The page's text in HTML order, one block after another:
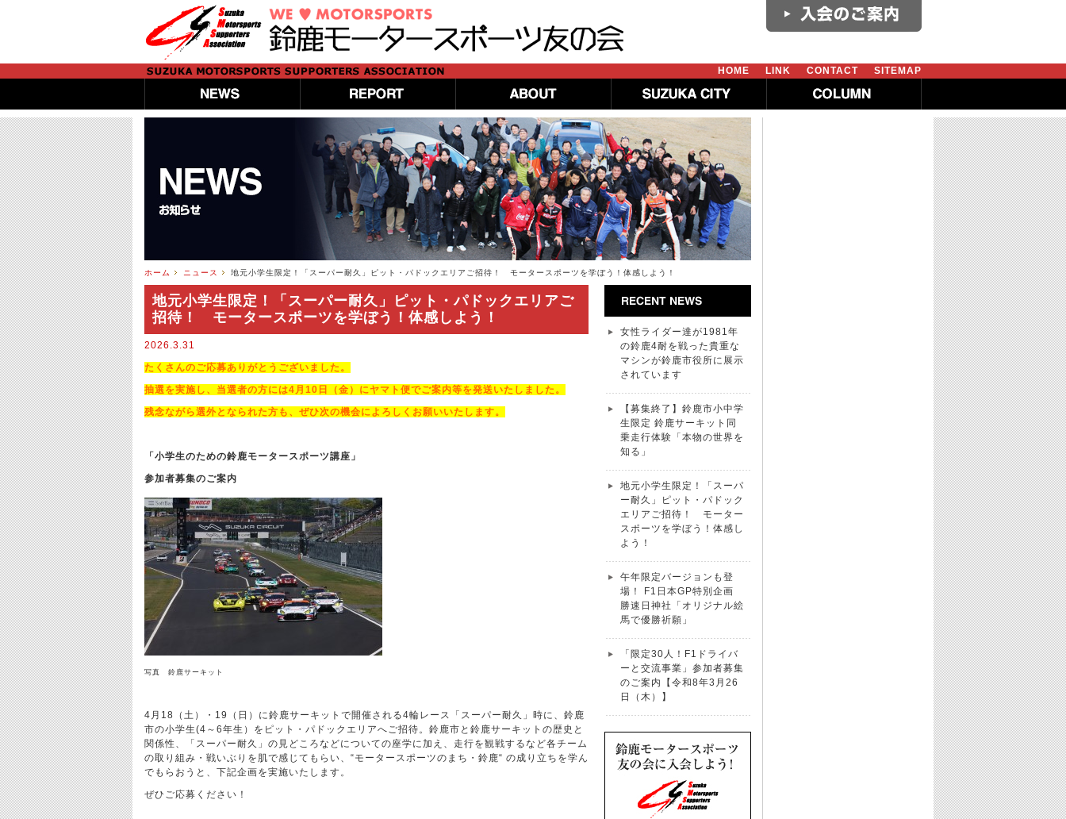
SITEMAP
CONTACT
LINK
HOME
ホーム ニュース 地元小学生限定！「スーパー耐久」ピット・パドックエリアご招待！ モータースポーツを学ぼう！体感しよう！
地元小学生限定！「スーパー耐久」ピット・パドックエリアご
招待！ モータースポーツを学ぼう！体感しよう！
2026.3.31
たくさんのご応募ありがとうございました。
抽選を実施し、当選者の方には4月10日（金）にヤマト便でご案内等を発送いたしました。
残念ながら選外となられた方も、ぜひ次の機会によろしくお願いいたします。
「小学生のための鈴鹿モータースポーツ講座」
参加者募集のご案内
写真 鈴鹿サーキット
4月18（土）・19（日）に鈴鹿サーキットで開催される4輪レース「スーパー耐久」時に、鈴鹿
市の小学生(4～6年生）をピット・パドックエリアへご招待。鈴鹿市と鈴鹿サーキットの歴史と
関係性、「スーパー耐久」の見どころなどについての座学に加え、走行を観戦するなど各チーム
の取り組み・戦いぶりを肌で感じてもらい、“モータースポーツのまち・鈴鹿“ の成り立ちを学ん
でもらおうと、下記企画を実施いたします。
ぜひご応募ください！
女性ライダー達が1981年
の鈴鹿4耐を戦った貴重な
マシンが鈴鹿市役所に展示
されています
【募集終了】鈴鹿市小中学
生限定 鈴鹿サーキット同
乗走行体験「本物の世界を
知る」
地元小学生限定！「スーパ
ー耐久」ピット・パドック
エリアご招待！ モーター
スポーツを学ぼう！体感し
よう！
午年限定バージョンも登
場！ F1日本GP特別企画
勝速日神社「オリジナル絵
馬で優勝祈願」
「限定30人！F1ドライバ
ーと交流事業」参加者募集
のご案内【令和8年3月26
日（木）】